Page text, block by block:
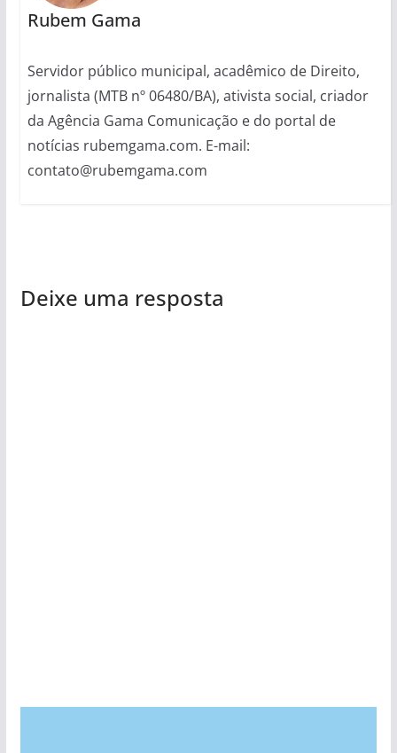
Rubem Gama
Servidor público municipal, acadêmico de Direito,
jornalista (MTB nº 06480/BA), ativista social, criador
da Agência Gama Comunicação e do portal de
notícias rubemgama.com. E-mail:
contato@rubemgama.com
Deixe uma resposta